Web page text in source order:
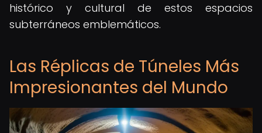
histórico y cultural de estos espacios
subterráneos emblemáticos.
Las Réplicas de Túneles Más
Impresionantes del Mundo